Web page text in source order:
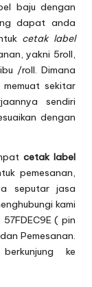
baju dengan
dapat anda
cetak label
yakni 5roll,
/roll. Dimana
sekitar
sendiri
dengan
cetak label
pemesanan,
seputar jasa
kami
( pin
Pemesanan.
ke